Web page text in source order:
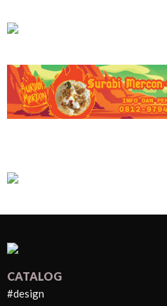
CATALOG
#design